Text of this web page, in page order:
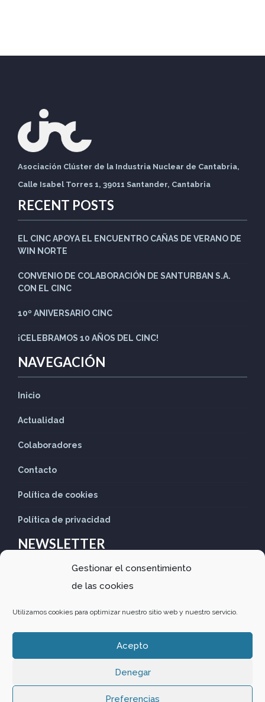
Gestionar el consentimiento
de las cookies
Utilizamos cookies para optimizar nuestro sitio web y nuestro servicio.
Acepto
Denegar
Preferencias
Asociación Clúster de la Industria Nuclear de Cantabria,
Calle Isabel Torres 1, 39011 Santander, Cantabria
RECENT POSTS
EL CINC APOYA EL ENCUENTRO CAÑAS DE VERANO DE
WIN NORTE
CONVENIO DE COLABORACIÓN DE SANTURBAN S.A.
CON EL CINC
10º ANIVERSARIO CINC
¡CELEBRAMOS 10 AÑOS DEL CINC!
NAVEGACIÓN
Inicio
Actualidad
Colaboradores
Contacto
Política de cookies
Política de privacidad
NEWSLETTER